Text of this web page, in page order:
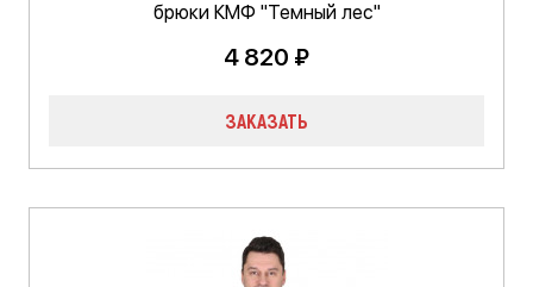
брюки КМФ "Темный лес"
4 820 ₽
ЗАКАЗАТЬ